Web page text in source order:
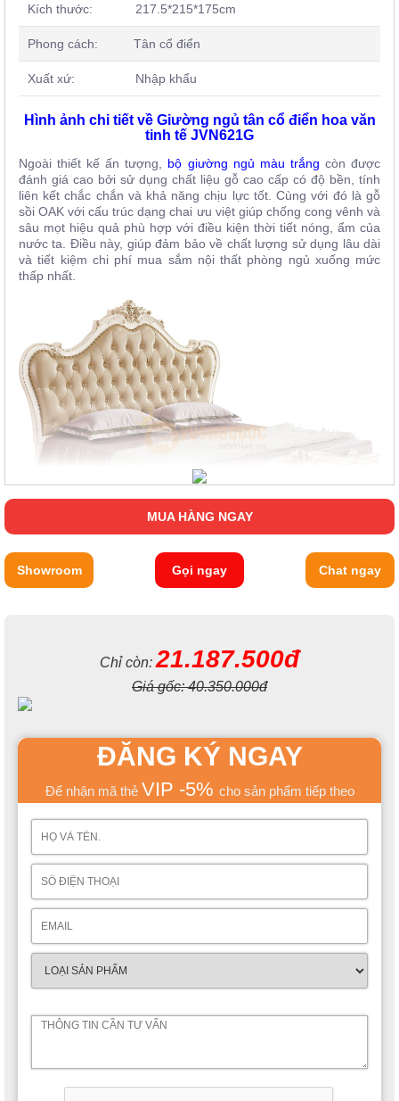
Kích thước: 217.5*215*175cm
Phong cách: Tân cổ điển
Xuất xứ: Nhập khẩu
Hình ảnh chi tiết về Giường ngủ tân cổ điển hoa văn
tinh tế JVN621G
Ngoài thiết kế ấn tượng, bộ giường ngủ màu trắng còn được
đánh giá cao bởi sử dụng chất liệu gỗ cao cấp có độ bền, tính
liên kết chắc chắn và khả năng chịu lực tốt. Cùng với đó là gỗ
sồi OAK với cấu trúc dạng chai ưu việt giúp chống cong vênh và
sâu mọt hiệu quả phù hợp với điều kiện thời tiết nóng, ẩm của
nước ta. Điều này, giúp đảm bảo về chất lượng sử dụng lâu dài
và tiết kiệm chi phí mua sắm nội thất phòng ngủ xuống mức
thấp nhất.
Cùng với đó phần đầu giường của sản phẩm, thay vì là chất liệu
MUA HÀNG NGAY
Showroom Gọi ngay Chat ngay
Chỉ còn:21.187.500đ
Giá gốc:40.350.000đ
ĐĂNG KÝ NGAY
Để nhận mã thẻ VIP -5% cho sản phẩm tiếp theo